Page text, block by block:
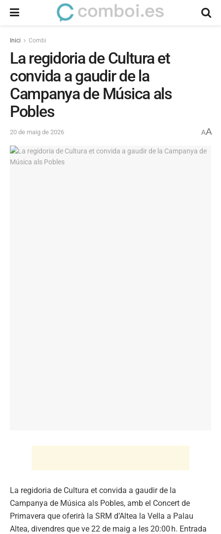
Inici Combi
La regidoria de Cultura et
convida a gaudir de la
Campanya de Música als
Pobles
20 de maig de 2026 AA
La regidoria de Cultura et convida a gaudir de la
Campanya de Música als Pobles, amb el Concert de
Primavera que oferirà la SRM d’Altea la Vella a Palau
Altea, divendres que ve 22 de maig a les 20:00 h. Entrada